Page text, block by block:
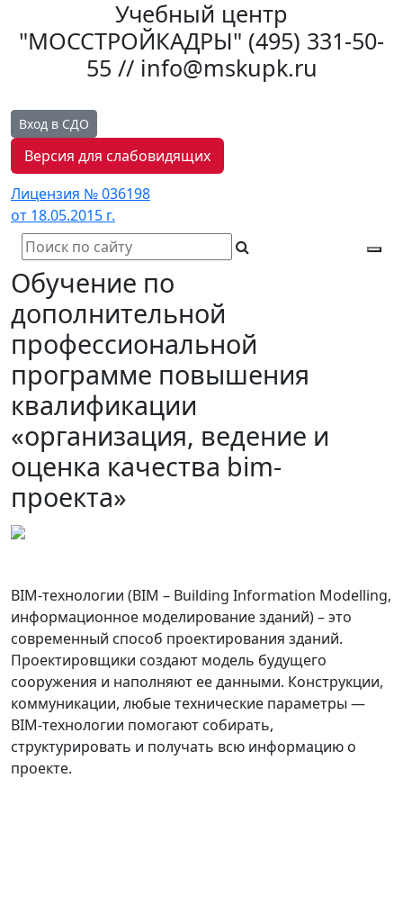
Учебный центр
"МОССТРОЙКАДРЫ" (495) 331-50-
55 // info@mskupk.ru
Вход в СДО
Версия для слабовидящих
Лицензия № 036198
от 18.05.2015 г.
Обучение по
дополнительной
профессиональной
программе повышения
квалификации
«организация, ведение и
оценка качества bim-
проекта»
BIM-технологии (BIM – Building Information Modelling,
информационное моделирование зданий) – это
современный способ проектирования зданий.
Проектировщики создают модель будущего
сооружения и наполняют ее данными. Конструкции,
коммуникации, любые технические параметры —
BIM-технологии помогают собирать,
структурировать и получать всю информацию о
проекте.